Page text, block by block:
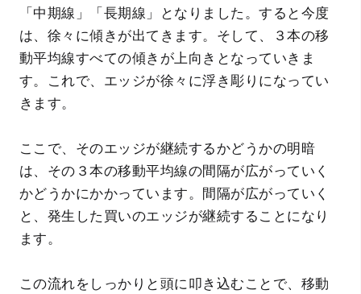
「中期線」「長期線」となりました。すると今度
は、徐々に傾きが出てきます。そして、３本の移
動平均線すべての傾きが上向きとなっていきま
す。これで、エッジが徐々に浮き彫りになってい
きます。
ここで、そのエッジが継続するかどうかの明暗
は、その３本の移動平均線の間隔が広がっていく
かどうかにかかっています。間隔が広がっていく
と、発生した買いのエッジが継続することになり
ます。
この流れをしっかりと頭に叩き込むことで、移動